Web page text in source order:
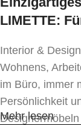
LIMETTE:
Interior &
Wohnens,
im Büro, immer
Persönlichkeit
Mehr lesen